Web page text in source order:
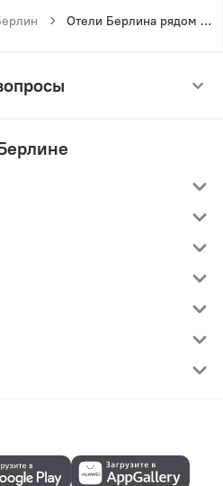
Отели Берлина рядом с метро Цитаделле